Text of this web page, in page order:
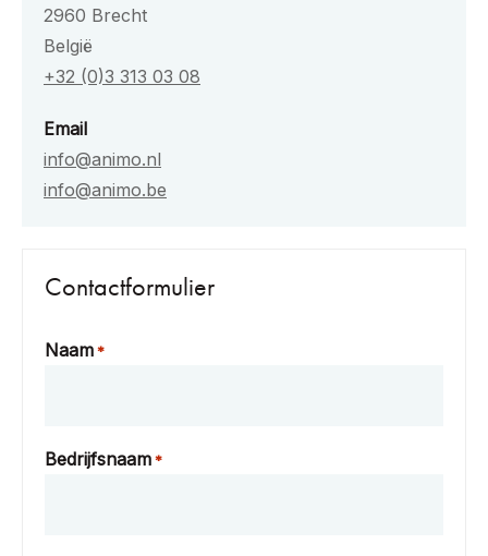
2960 Brecht
België
+32 (0)3 313 03 08
Email
info@animo.nl
info@animo.be
Contactformulier
Naam *
Bedrijfsnaam *